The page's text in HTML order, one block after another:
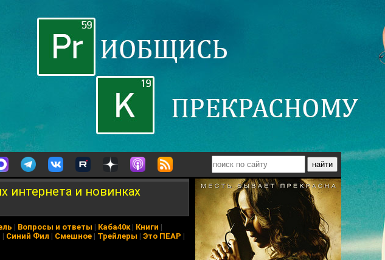
интернета и новинках
| Вопросы и ответы | Каба40к| Книги |
| Синий Фил | Смешное| Трейлеры | Это ПЕАР |